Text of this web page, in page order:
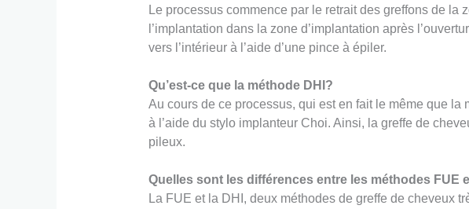
Le processus commence par le retrait des greffons de la
l’implantation dans la zone d’implantation après
vers l’intérieur à l’aide d’une pince à épiler.
Qu’est-ce que la méthode DHI?
Au cours de ce processus, qui est en fait le même que
à l’aide du stylo implanteur Choi. Ainsi, la greffe de
pileux.
Quelles sont les différences entre les méthodes FUE
La FUE et la DHI, deux méthodes de greffe de cheveux